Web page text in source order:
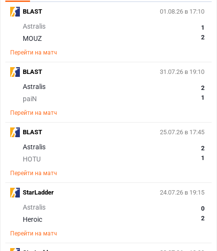
01.08.26 в 17:10
Astralis
MOUZ
1
2
Перейти на матч
BLAST
31.07.26 в 19:10
Astralis
paiN
2
1
Перейти на матч
BLAST
25.07.26 в 17:45
Astralis
HOTU
2
1
Перейти на матч
BLAST
24.07.26 в 19:15
Astralis
Heroic
0
2
Перейти на матч
StarLadder